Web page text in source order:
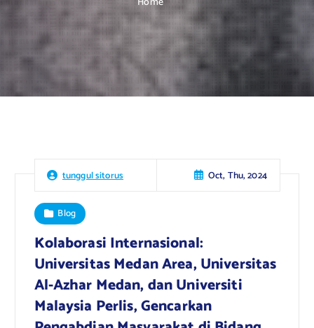
tunggul sitorus Oct, Thu, 2024
Blog
Kolaborasi Internasional:
Universitas Medan Area, Universitas
Al-Azhar Medan, dan Universiti
Malaysia Perlis, Gencarkan